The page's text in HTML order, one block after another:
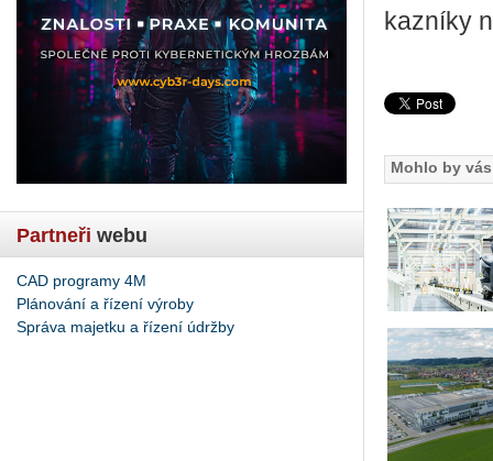
Partneři webu
CAD programy 4M
Plánování a řízení výroby
Správa majetku a řízení údržby
kaz­ní­ky
Mohlo by